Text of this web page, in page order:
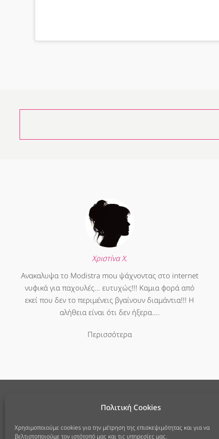
Πολιτική Cookies
Χρησιμοποιούμε cookies για την μέτρηση της επισκεψιμότητας και για να
βελτιστοποιούμε τον ιστότοπό μας και τις υπηρεσίες μας.
Χριστίνα Χ.
Ανακαλυψα το Modistra mou ψάχνοντας στο internet
νυφικά για παχουλές... ευτυχώς!!! Καμια φορά από
εκεί που δεν το περιμένεις βγαίνουν διαμάντια!!! Η
αλήθεια είναι ότι δεν ήξερα....
Περισσότερα
25ης